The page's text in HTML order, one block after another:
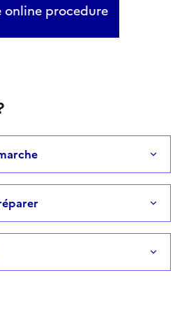
online procedure